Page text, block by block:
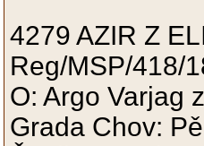
4279 AZIR Z
Reg/MSP/418/
O: Argo Varjag
Grada Chov: